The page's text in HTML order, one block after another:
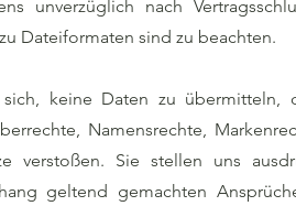
unverzüglich nach
Dateiformaten sind zu beachten.
keine Daten zu übermitteln,
Namensrechte,
verstoßen. Sie stellen uns
geltend gemachten